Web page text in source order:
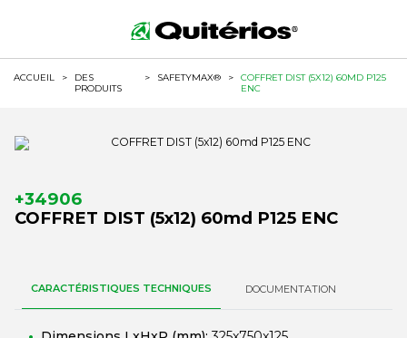
ACCUEIL >
DES
PRODUITS
> SAFETYMAX® >
COFFRET DIST (5X12) 60MD P125
ENC
+34906
COFFRET DIST (5x12) 60md P125 ENC
CARACTÉRISTIQUES TECHNIQUES DOCUMENTATION